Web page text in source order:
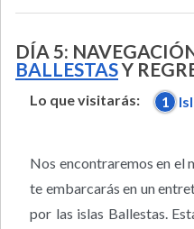
DÍA 5:
BALLESTASY
Lo que visitarás: 1
Nos encontraremos en el
te embarcarás en un
por las islas Ballestas.